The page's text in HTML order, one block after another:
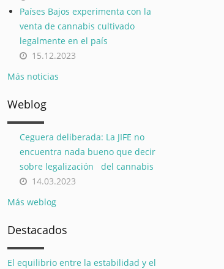
Países Bajos experimenta con la
venta de cannabis cultivado
legalmente en el país
15.12.2023
Más noticias
Weblog
Ceguera deliberada: La JIFE no
encuentra nada bueno que decir
sobre legalización del cannabis
14.03.2023
Más weblog
Destacados
El equilibrio entre la estabilidad y el